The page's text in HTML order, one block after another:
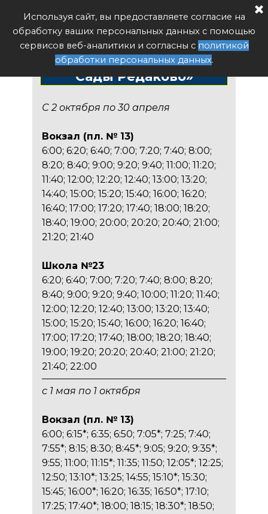
Используя сайт, вы предоставляете согласие на
обработку ваших персональных данных с помощью
сервисов веб-аналитики и согласны с политикой
обработки персональных данных.
Поиск
Расписание автобуса №51
«Вокзал - Школа №23 /
Сады Редаково»
С 2 октября по 30 апреля
Вокзал (пл. № 13)
6:00; 6:20; 6:40; 7:00; 7:20; 7:40; 8:00;
8:20; 8:40; 9:00; 9:20; 9:40; 11:00; 11:20;
11:40; 12:00; 12:20; 12:40; 13:00; 13:20;
14:40; 15:00; 15:20; 15:40; 16:00; 16:20;
16:40; 17:00; 17:20; 17:40; 18:00; 18:20;
18:40; 19:00; 20:00; 20:20; 20:40; 21:00;
21:20; 21:40
Школа №23
6:20; 6:40; 7:00; 7:20; 7:40; 8:00; 8:20;
8:40; 9:00; 9:20; 9:40; 10:00; 11:20; 11:40;
12:00; 12:20; 12:40; 13:00; 13:20; 13:40;
15:00; 15:20; 15:40; 16:00; 16:20; 16:40;
17:00; 17:20; 17:40; 18:00; 18:20; 18:40;
19:00; 19:20; 20:20; 20:40; 21:00; 21:20;
21:40; 22:00
с 1 мая по 1 октября
Вокзал (пл. № 13)
6:00; 6:15*; 6:35; 6:50; 7:05*; 7:25; 7:40;
7:55*; 8:15; 8:30; 8:45*; 9:05; 9:20; 9:35*;
9:55; 11:00; 11:15*; 11:35; 11:50; 12:05*; 12:25;
12:50; 13:10*; 13:25; 14:55; 15:10*; 15:30;
15:45; 16:00*; 16:20; 16:35; 16:50*; 17:10;
17:25; 17:40*; 18:00; 18:15; 18:30*; 18:50;